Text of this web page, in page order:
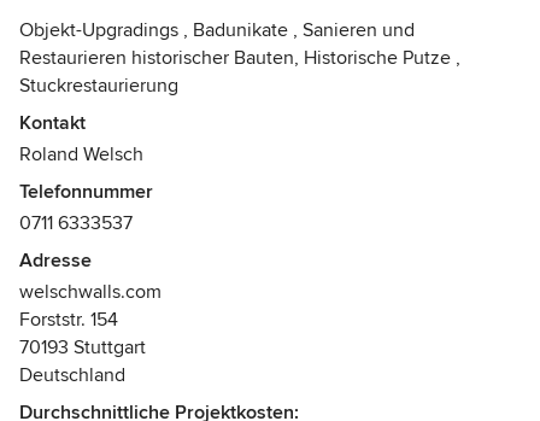
beauftragen.
Objekt-Upgradings , Badunikate , Sanieren und
Restaurieren historischer Bauten, Historische Putze ,
Stuckrestaurierung
Auszeichnungen:
Stuckateurmeister und Restaurator im Stuckateur-
Handwerk
Kontakt
Roland Welsch
Telefonnummer
0711 6333537
Adresse
welschwalls.com
Forststr. 154
70193 Stuttgart
Deutschland
Durchschnittliche Projektkosten: